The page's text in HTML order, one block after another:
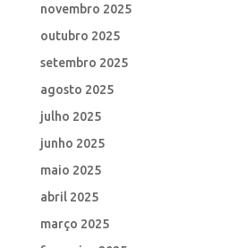
novembro 2025
outubro 2025
setembro 2025
agosto 2025
julho 2025
junho 2025
maio 2025
abril 2025
março 2025